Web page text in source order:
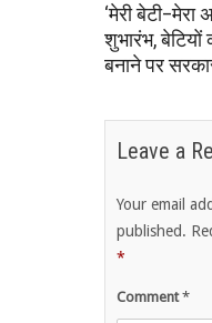
‘मेरी बेटी–मेरा
शुभारंभ,
बनाने पर
Leave a
Your email
published.
*
Comment*